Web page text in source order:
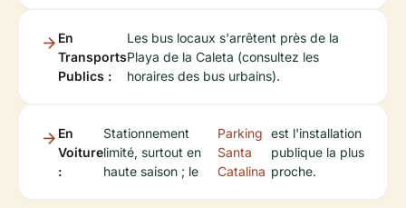
En
Transports
Publics :
Les bus locaux s'arrêtent près de la
Playa de la Caleta (consultez les
horaires des bus urbains).
En
Voiture
:
Stationnement
limité, surtout en
haute saison ; le
Parking
Santa
Catalina
est l'installation
publique la plus
proche.